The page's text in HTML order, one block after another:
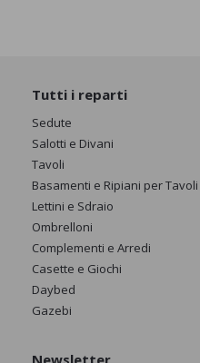
Tutti i reparti
Sedute
Salotti e Divani
Tavoli
Basamenti e Ripiani per Tavoli
Lettini e Sdraio
Ombrelloni
Complementi e Arredi
Casette e Giochi
Daybed
Gazebi
Newsletter